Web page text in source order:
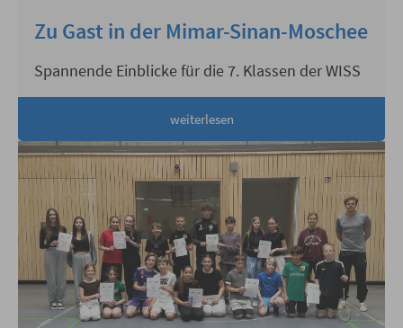
Zu Gast in der Mimar-Sinan-Moschee
Spannende Einblicke für die 7. Klassen der WISS
weiterlesen